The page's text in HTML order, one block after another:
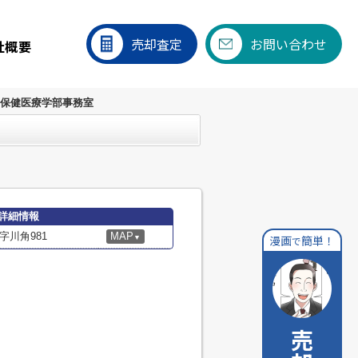
概要 売却査定 お問い合わせ
漫画で簡単！
健医療学部事務室
細情報
川角981
MAP ▼